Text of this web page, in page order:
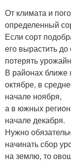
От климата и
определенный
Если сорт
его вырастить
потерять
В районах ближе
октябре, в
начале ноября,
а в южных
начале декабря.
Нужно
начинать сбор
на землю, то